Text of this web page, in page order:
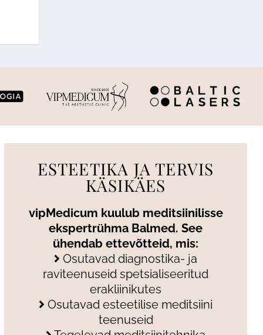
ESTEETIKA JA TERVIS
KÄSIKÄES
vipMedicum kuulub meditsiinilisse
ekspertrühma Balmed. See
ühendab ettevõtteid, mis:
Osutavad diagnostika- ja
raviteenuseid spetsialiseeritud
erakliinikutes
Osutavad esteetilise meditsiini
teenuseid